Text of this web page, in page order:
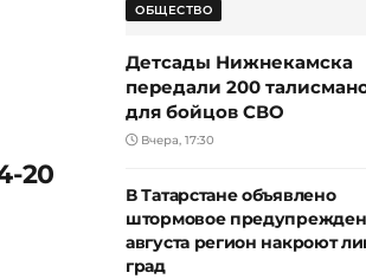
20
ОБЩЕСТВО
Детсады Нижнекамска
передали 200
для бойцов СВО
Вчера, 17:30
В Татарстане объявлено
штормовое
августа регион накроют
град